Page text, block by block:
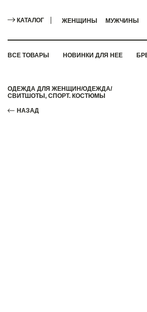
КАТАЛОГ ЖЕНЩИНЫ МУЖЧИНЫ
ВСЕ ТОВАРЫ НОВИНКИ ДЛЯ НЕЕ
ОДЕЖДА ДЛЯ ЖЕНЩИН/ОДЕЖДА/
СВИТШОТЫ, СПОРТ. КОСТЮМЫ
НАЗАД